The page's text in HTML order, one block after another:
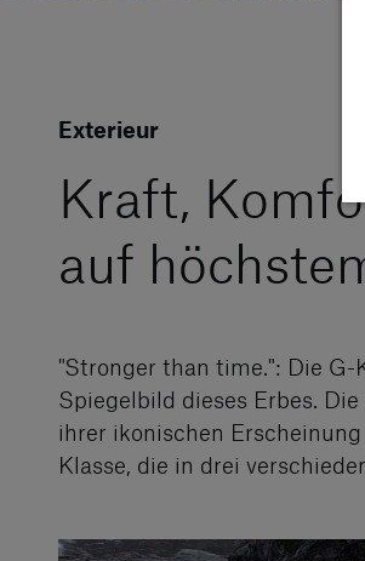
Exterieur
Kraft,
auf
"Stronger than time.": Die
Spiegelbild dieses Erbes.
ihrer ikonischen
Klasse, die in drei